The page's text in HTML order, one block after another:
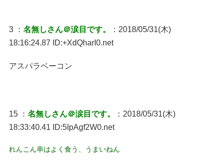
3 ： 名無しさん＠涙目です。
：2018/05/31(木)
18:16:24.87 ID:+XdQharI0.net
アスパラベーコン
15 ： 名無しさん＠涙目です。
：2018/05/31(木)
18:33:40.41 ID:5IpAgf2W0.net
れんこん串はよく食う、うまいねん